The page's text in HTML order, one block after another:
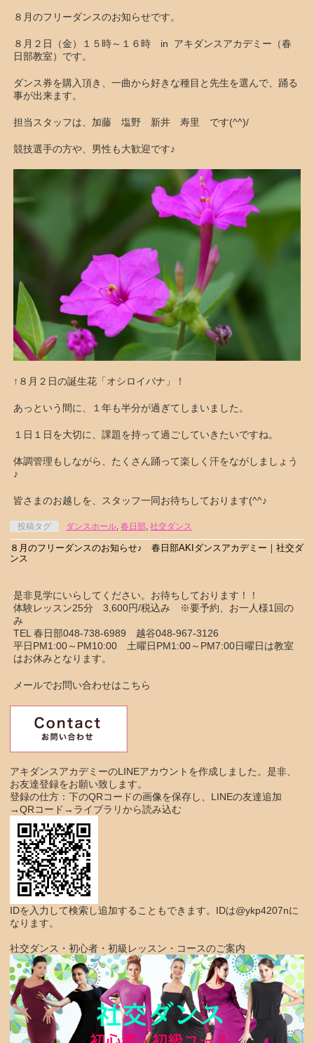
８月のフリーダンスのお知らせです。
８月２日（金）１５時～１６時 in アキダンスアカデミー（春
日部教室）です。
ダンス券を購入頂き、一曲から好きな種目と先生を選んで、踊る
事が出来ます。
担当スタッフは、加藤 塩野 新井 寿里 です(^^)/
競技選手の方や、男性も大歓迎です♪
↑８月２日の誕生花「オシロイバナ」！
あっという間に、１年も半分が過ぎてしまいました。
１日１日を大切に、課題を持って過ごしていきたいですね。
体調管理もしながら、たくさん踊って楽しく汗をながしましょう
♪
皆さまのお越しを、スタッフ一同お待ちしております(^^♪
投稿タグ ダンスホール,春日部,社交ダンス
８月のフリーダンスのお知らせ♪ 春日部AKIダンスアカデミー｜社交ダ
ンス
是非見学にいらしてください。お待ちしております！！
体験レッスン25分 3,600円/税込み ※要予約、お一人様1回の
み
TEL 春日部048-738-6989 越谷048-967-3126
平日PM1:00～PM10:00 土曜日PM1:00～PM7:00日曜日は教室
はお休みとなります。
メールでお問い合わせはこちら
アキダンスアカデミーのLINEアカウントを作成しました。是非、
お友達登録をお願い致します。
登録の仕方：下のQRコードの画像を保存し、LINEの友達追加
→QRコード→ライブラリから読み込む
IDを入力して検索し追加することもできます。IDは@ykp4207nに
なります。
社交ダンス・初心者・初級レッスン・コースのご案内